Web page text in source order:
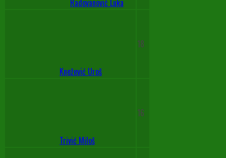
Knežević Uroš
18
Trivić Miloš
16